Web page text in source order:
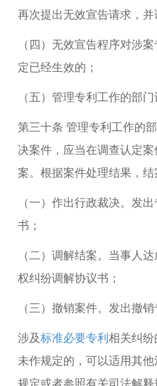
再次提出无效宣告请求，并
（四）无效宣告程序对涉
定已经生效的；
（五）管理专利工作的部
第三十条 管理专利工作的
决案件，应当在调查认定
案。根据案件处理结果，结
（一）作出行政裁决。发
书；
（二）调解结案。当事人
权纠纷调解协议书；
（三）撤销案件。发出撤
涉及标准必要专利相关纠
未作规定的，可以适用其
规定或者参照有关司法解释